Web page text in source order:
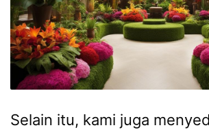
Selain itu, kami juga